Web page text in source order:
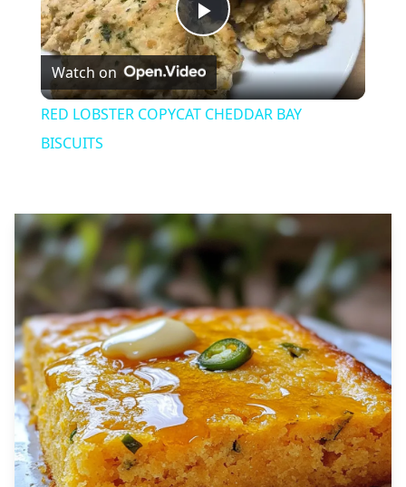
Play
Video
Watch on
RED LOBSTER COPYCAT CHEDDAR BAY
BISCUITS